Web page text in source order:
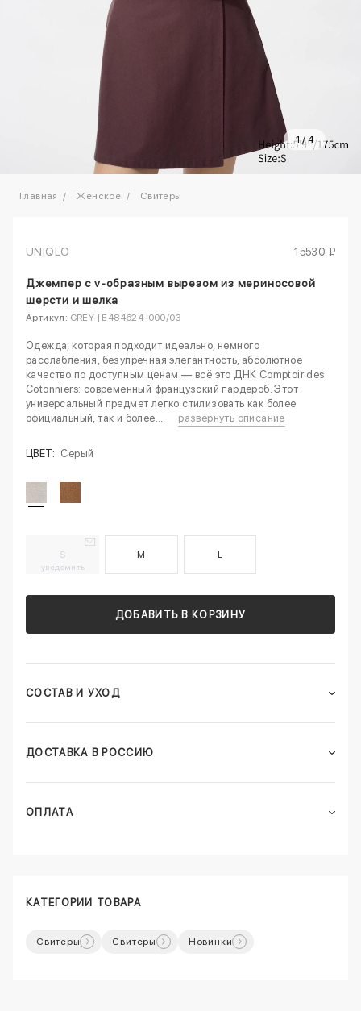
1/4
Главная Женское Свитеры
UNIQLO 15530 ₽
Джемпер с v-образным вырезом из мериносовой
шерсти и шелка
Артикул: GREY | E484624-000/03
Одежда, которая подходит идеально, немного
расслабления, безупречная элегантность, абсолютное
качество по доступным ценам — всё это ДНК Comptoir des
Cotonniers: современный французский гардероб. Этот
универсальный предмет легко стилизовать как более
официальный, так и более...
развернуть описание
ЦВЕТ: Серый
S
уведомить
M L
ДОБАВИТЬ В КОРЗИНУ
СОСТАВ И УХОД
ДОСТАВКА В РОССИЮ
ОПЛАТА
КАТЕГОРИИ ТОВАРА
Свитеры Свитеры Новинки